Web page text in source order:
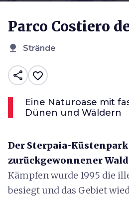
Parco Costiero
nature Strände
share favorite_border
Eine Naturoase mit
Dünen und Wäldern
Der Sterpaia-
zurückgewonnener
Kämpfen wurde 1995 die
besiegt und das Gebiet